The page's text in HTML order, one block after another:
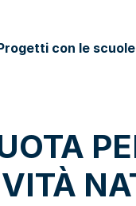
con le scuole